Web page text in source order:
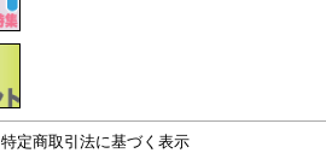
特定商取引法に基づく表示